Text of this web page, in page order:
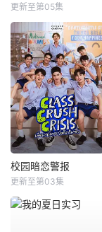
更新至第05集
校园暗恋警报
更新至第03集